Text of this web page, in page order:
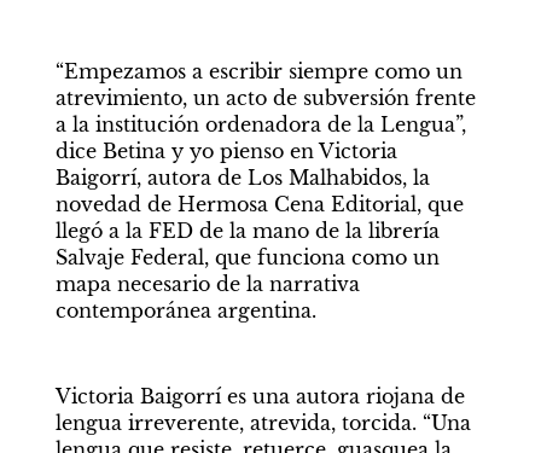
“Empezamos a escribir siempre como un
atrevimiento, un acto de subversión frente
a la institución ordenadora de la Lengua”,
dice Betina y yo pienso en Victoria
Baigorrí, autora de Los Malhabidos, la
novedad de Hermosa Cena Editorial, que
llegó a la FED de la mano de la librería
Salvaje Federal, que funciona como un
mapa necesario de la narrativa
contemporánea argentina.
Victoria Baigorrí es una autora riojana de
lengua irreverente, atrevida, torcida. “Una